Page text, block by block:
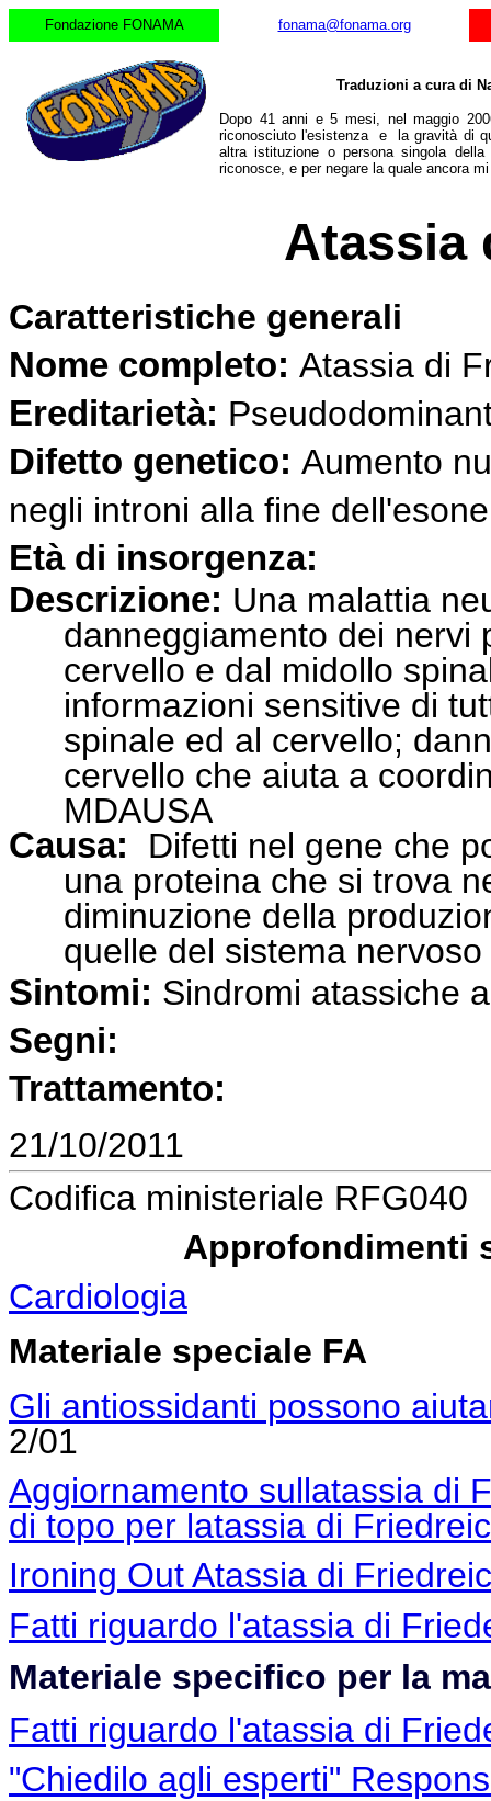
Fondazione FONAMA fonama@fonama.org
Traduzioni a cura di
Dopo 41 anni e 5 mesi, nel maggio
riconosciuto l'esistenza e la gravità di
altra istituzione o persona singola
riconosce, e per negare la quale ancora
Atassia
Caratteristiche generali
Nome completo: Atassia di
Ereditarietà:
Difetto genetico: Aumento
negli introni alla fine
Età di insorgenza:
Descrizione: Una malattia
danneggiamento dei nervi
cervello e dal midollo
informazioni sensitive di
spinale ed al cervello;
cervello che aiuta a
MDAUSA
Causa:
Difetti nel gene che
una proteina che si trova
diminuzione della
quelle del sistema
Sintomi: Sindromi atassiche
Segni:
Trattamento:
21/10/2011
Codifica ministeriale RFG040
Approfondimenti
Cardiologia
Materiale speciale FA
Gli antiossidanti possono
2/01
Aggiornamento sullatassia di
di topo per latassia di
Ironing Out Atassia di
Fatti riguardo l'atassia di
Materiale specifico per la
Fatti riguardo l'atassia di
"Chiedilo agli esperti"